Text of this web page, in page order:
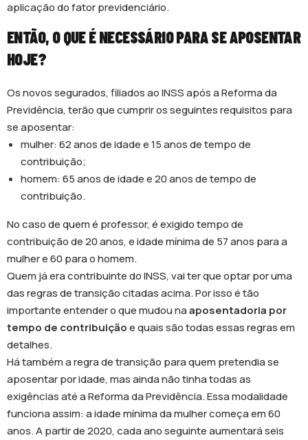
aplicação do fator previdenciário.
ENTÃO, O QUE É NECESSÁRIO PARA SE APOSENTAR
HOJE?
Os novos segurados, filiados ao INSS após a Reforma da
Previdência, terão que cumprir os seguintes requisitos para
se aposentar:
mulher: 62 anos de idade e 15 anos de tempo de
contribuição;
homem: 65 anos de idade e 20 anos de tempo de
contribuição.
No caso de quem é professor, é exigido tempo de
contribuição de 20 anos, e idade mínima de 57 anos para a
mulher e 60 para o homem.
Quem já era contribuinte do INSS, vai ter que optar por uma
das regras de transição citadas acima. Por isso é tão
importante entender o que mudou naaposentadoria por
tempo de contribuiçãoe quais são todas essas regras em
detalhes.
Há também a regra de transição para quem pretendia se
aposentar por idade, mas ainda não tinha todas as
exigências até a Reforma da Previdência. Essa modalidade
funciona assim: a idade mínima da mulher começa em 60
anos. A partir de 2020, cada ano seguinte aumentará seis